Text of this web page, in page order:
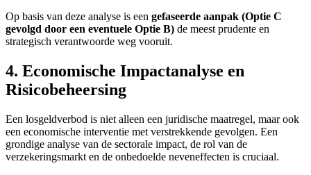
Op basis van deze analyse is een gefaseerde aanpak (Optie C
gevolgd door een eventuele Optie B) de meest prudente en
strategisch verantwoorde weg vooruit.
4. Economische Impactanalyse en
Risicobeheersing
Een losgeldverbod is niet alleen een juridische maatregel, maar ook
een economische interventie met verstrekkende gevolgen. Een
grondige analyse van de sectorale impact, de rol van de
verzekeringsmarkt en de onbedoelde neveneffecten is cruciaal.